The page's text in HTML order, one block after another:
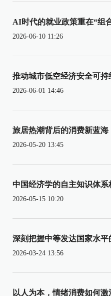
AI时代的就业政策重在“组
2026-06-10 11:26
推动城市低空经济安全可持
2026-06-01 14:46
旅居热潮背后的消费新蓝海
2026-05-20 13:45
中国经济学的自主知识体系
2026-05-15 10:20
深刻把握中等发达国家水平
2026-03-24 13:56
以人为本，情绪消费如何